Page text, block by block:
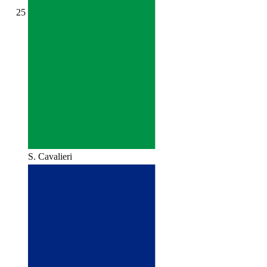
25
S. Cavalieri